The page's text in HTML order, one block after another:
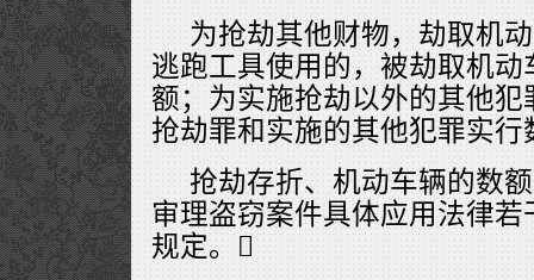
为抢劫其他财物，劫取机
逃跑工具使用的，被劫取机
额；为实施抢劫以外的其他
抢劫罪和实施的其他犯罪实行
抢劫存折、机动车辆的数
审理盗窃案件具体应用法律
规定。